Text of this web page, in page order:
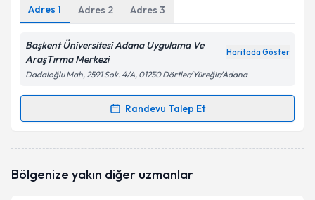
Kişisel verilerimin işlenmesine ilişkin
Aydınlatma
Metni'ni okudum ve kişisel verilerimin belirtilen
Adres 1 Adres 2 Adres 3
Başkent Üniversitesi Adana Uygulama Ve
AraşTırma Merkezi
Haritada Göster
Dadaloğlu Mah, 2591 Sok. 4/A, 01250 Dörtler/Yüreğir/Adana
Randevu Talep Et
Randevu Takvimi Talebi
oluşturun. Size bu uzmandan randevu almanız için bir
Bölgenize yakın diğer uzmanlar